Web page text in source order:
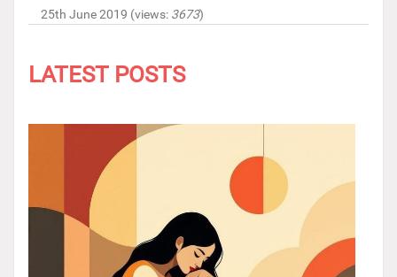
25th June 2019 (views: 3673)
LATEST POSTS